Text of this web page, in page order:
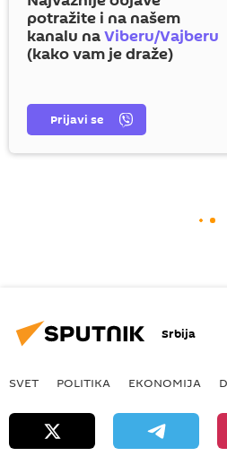
potražite i na našem
kanalu naViberu/Vajberu
(kako vam je draže)
Prijavi se
Srbija
SVET POLITIKA EKONOMIJA